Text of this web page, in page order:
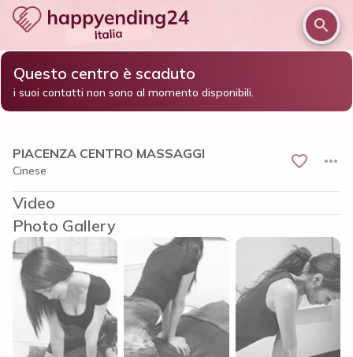
Home / Piacenza e provincia / Piacenza
PIACENZA CENTRO MASSAGGI
Questo centro è scaduto
i suoi contatti non sono al momento disponibili.
PIACENZA CENTRO MASSAGGI
Cinese
Video
Photo Gallery